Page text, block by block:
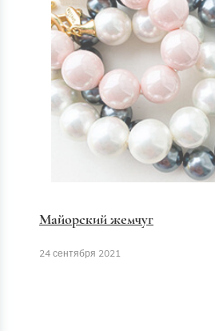
Майорский жемчуг
24 сентября 2021